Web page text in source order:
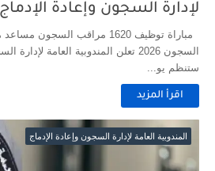
لإدارة السجون وإعادة الإدماج 2026
مباراة توظيف 1620 مراقب السجون
السجون 2026 تعلن المندوبية العامة
ستنظم يو...
اقرأ المزيد
المندوبية العامة لإدارة السجون وإعادة الإدماج